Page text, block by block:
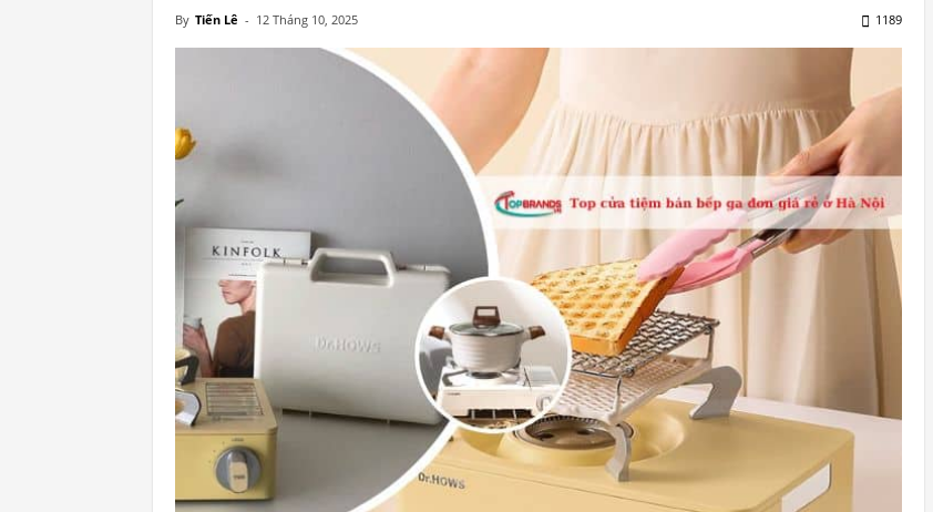
By Tiến Lê - 12 Tháng 10, 2025 1189